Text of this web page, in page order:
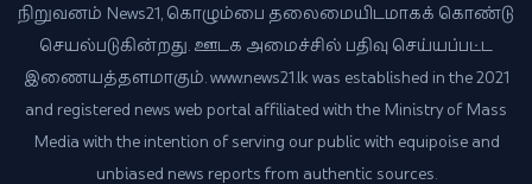
நிறுவனம் News21, கொழும்பை தலைமையிடமாகக் கொண்டு
செயல்படுகின்றது. ஊடக அமைச்சில் பதிவு செய்யப்பட்ட
இணையத்தளமாகும். www.news21.lk was established in the 2021
and registered news web portal affiliated with the Ministry of Mass
Media with the intention of serving our public with equipoise and
unbiased news reports from authentic sources.